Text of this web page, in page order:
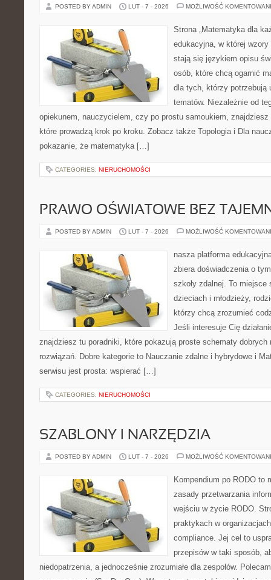
POSTED BY ADMIN LUT - 7 - 2026 MOŻLIWOŚĆ
Strona „Matematyka dla
edukacyjna, w której
stają się językiem opisu
osób, które chcą ogarnić
dla tych, którzy potrzebują
tematów. Niezależnie od
opiekunem, nauczycielem, czy po prostu samoukiem,
które prowadzą krok po kroku. Zobacz także Topologia i Dla
pokazanie, że matematyka […]
CATEGORIES: NIERUCHOMOŚCI
PRAWO OŚWIATOWE BEZ
POSTED BY ADMIN LUT - 7 - 2026 MOŻLIWOŚĆ
nasza platforma
zbiera doświadczenia o
szkoły zdalnej. To
dzieciach i młodzieży,
którzy chcą zrozumieć
Jeśli interesuje Cię
znajdziesz tu poradniki, które pokazują proste schematy dobrych
rozwiązań. Dobre kategorie to Nauczanie zdalne i hybrydowe i
serwisu jest prosta: wspierać […]
CATEGORIES: NIERUCHOMOŚCI
SZABLONY I NARZĘDZIA
POSTED BY ADMIN LUT - 7 - 2026 MOŻLIWOŚĆ
Kompendium po RODO to
zasady przetwarzania
wejściu w życie RODO.
praktykach w
compliance. Jej cel to
przepisów w taki sposób,
niedopatrzenia, a jednocześnie zrozumiałe dla zespołów.